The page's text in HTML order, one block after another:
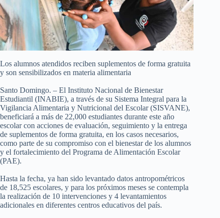
Los alumnos atendidos reciben suplementos de forma gratuita
y son sensibilizados en materia alimentaria
Santo Domingo. – El Instituto Nacional de Bienestar
Estudiantil (INABIE), a través de su Sistema Integral para la
Vigilancia Alimentaria y Nutricional del Escolar (SISVANE),
beneficiará a más de 22,000 estudiantes durante este año
escolar con acciones de evaluación, seguimiento y la entrega
de suplementos de forma gratuita, en los casos necesarios,
como parte de su compromiso con el bienestar de los alumnos
y el fortalecimiento del Programa de Alimentación Escolar
(PAE).
Hasta la fecha, ya han sido levantado datos antropométricos
de 18,525 escolares, y para los próximos meses se contempla
la realización de 10 intervenciones y 4 levantamientos
adicionales en diferentes centros educativos del país.